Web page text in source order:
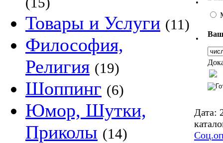
Товары и Услуги (11)
Философия,
Религия (19)
Шоппинг (6)
Юмор, Шутки,
Приколы (14)
•
•
Ваш
Дата: